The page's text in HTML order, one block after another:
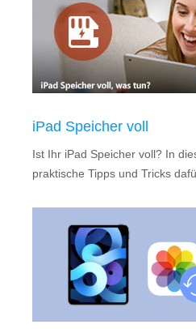
iPad Speicher voll
Ist Ihr iPad Speicher voll? In
praktische Tipps und Tricks